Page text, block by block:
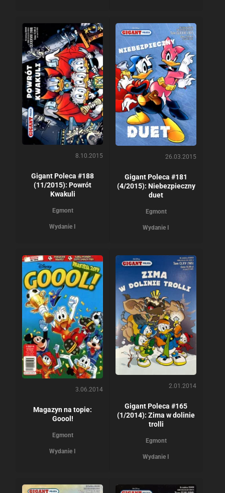
8.10.2015
Gigant Poleca #188
(11/2015): Powrót
Kwakuli
Egmont
Wydanie I
26.03.2015
Gigant Poleca #181
(4/2015): Niebezpieczny
duet
Egmont
Wydanie I
3.06.2014
Magazyn na topie:
Goool!
Egmont
Wydanie I
2.01.2014
Gigant Poleca #165
(1/2014): Zima w dolinie
trolli
Egmont
Wydanie I